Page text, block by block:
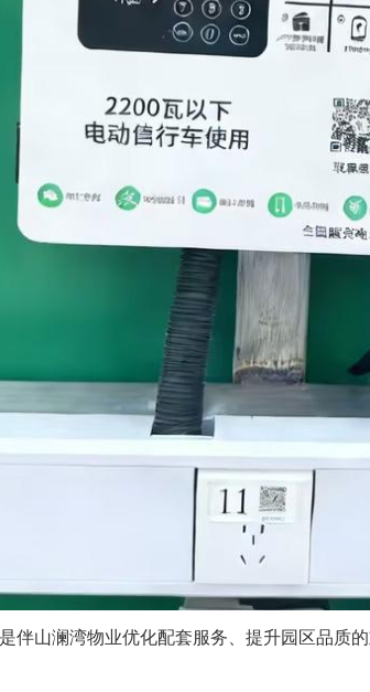
伴山澜湾物业优化配套服务、提升园区品质